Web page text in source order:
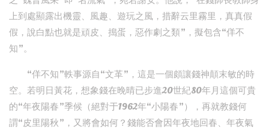
上到處顯露出機靈、風趣、遊玩之風，措辭云里霧里，真真假
假，說白點也就是頑皮、搗蛋，惡作劇之類”，擬包含“佯不
知”。
“佯不知”軼事源自“文革”，這是一個頗讓錢神顛末敏的時
空。若明日黃花，想象錢在晚晴已步進20世紀80年月這個可貴
的“年夜陽春”季候（絕對于1962年“小陽春”），再就教錢何
謂“皮里陽秋”，又將會如何？錢能否會因年夜地回春、年夜氣